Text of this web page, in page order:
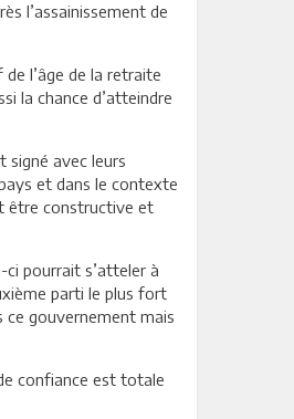
l’assainissement de
l’âge de la retraite
la chance d’atteindre
avec leurs
et dans le contexte
être constructive et
pourrait s’atteler à
parti le plus fort
ce gouvernement mais
confiance est totale